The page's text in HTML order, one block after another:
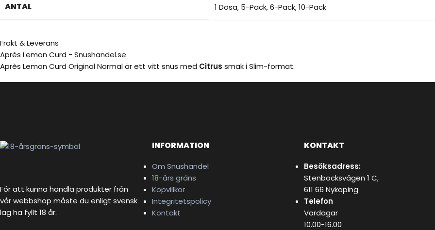
ANTAL 1 Dosa, 5-Pack,6-Pack,10-Pack
Frakt & Leverans
Après Lemon Curd - Snushandel.se
Après Lemon Curd Original Normal är ett vitt snus med Citrus smak i Slim-format.
För att kunna handla produkter från
vår webbshop måste du enligt svensk
lag ha fyllt 18 år.
INFORMATION
Om Snushandel
18-års gräns
Köpvillkor
Integritetspolicy
Kontakt
KONTAKT
Besöksadress:
Stenbocksvägen 1 C,
611 66 Nyköping
Telefon
Vardagar
10.00-16.00